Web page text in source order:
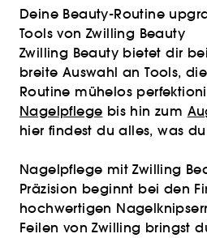
Deine Beauty-Routine
Tools von Zwilling Beauty
Zwilling Beauty bietet dir
breite Auswahl an Tools,
Routine mühelos
Nagelpflege bis hin zum
hier findest du alles, was
Nagelpflege mit Zwilling
Präzision beginnt bei den
hochwertigen
Feilen von Zwilling bringst